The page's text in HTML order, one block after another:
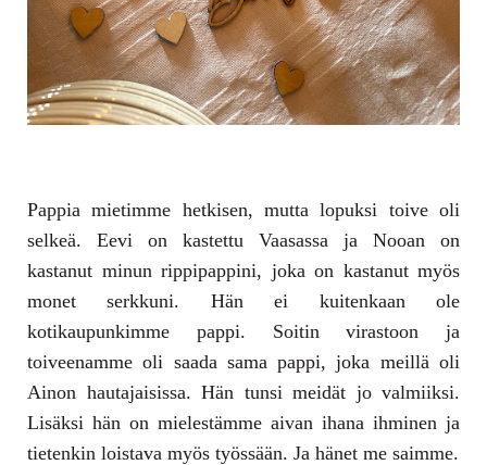
Pappia mietimme hetkisen, mutta lopuksi toive oli
selkeä. Eevi on kastettu Vaasassa ja Nooan on
kastanut minun rippipappini, joka on kastanut myös
monet serkkuni. Hän ei kuitenkaan ole
kotikaupunkimme pappi. Soitin virastoon ja
toiveenamme oli saada sama pappi, joka meillä oli
Ainon hautajaisissa. Hän tunsi meidät jo valmiiksi.
Lisäksi hän on mielestämme aivan ihana ihminen ja
tietenkin loistava myös työssään. Ja hänet me saimme.